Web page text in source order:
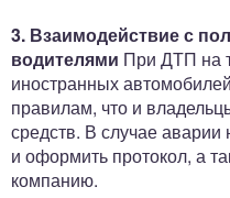
3. Взаимодействие с
водителями При ДТП на
иностранных
правилам, что и
средств. В случае
и оформить протокол, а
компанию.